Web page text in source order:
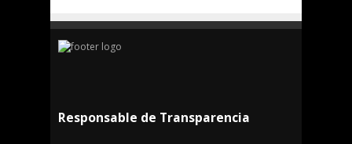
Responsable de Transparencia